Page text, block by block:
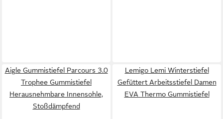
Aigle Gummistiefel Parcours 3.0
Trophee Gummistiefel
Herausnehmbare Innensohle,
Stoßdämpfend
Lemigo Lemi Winterstiefel
Gefüttert Arbeitsstiefel Damen
EVA Thermo Gummistiefel